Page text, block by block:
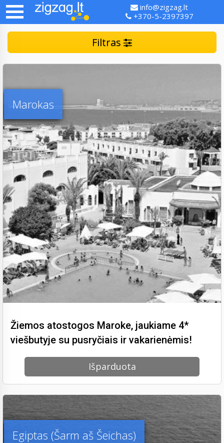
info@zigzag.lt
+370-5-2397397
Filtras
Marokas
Žiemos atostogos Maroke, jaukiame 4*
viešbutyje su pusryčiais ir vakarienėmis!
Išparduota
Egiptas (Šarm aš Šeichas)